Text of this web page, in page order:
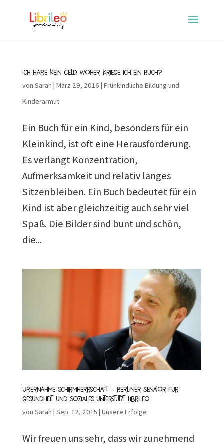
Ich habe kein Geld. Woher kriege ich ein Buch?
von Sarah | März 29, 2016 | Frühkindliche Bildung und
Kinderarmut
Ein Buch für ein Kind, besonders für ein
Kleinkind, ist oft eine Herausforderung.
Es verlangt Konzentration,
Aufmerksamkeit und relativ langes
Sitzenbleiben. Ein Buch bedeutet für ein
Kind ist aber gleichzeitig auch sehr viel
Spaß. Die Bilder sind bunt und schön,
die...
Übernahme Schirmherrschaft – Berliner Senator für
Gesundheit und Soziales unterstützt Librileo
von Sarah | Sep. 12, 2015 | Unsere Erfolge
Wir freuen uns sehr, dass wir zunehmend